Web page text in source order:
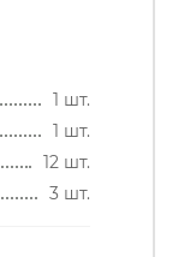
1 шт.
1 шт.
12 шт.
3 шт.